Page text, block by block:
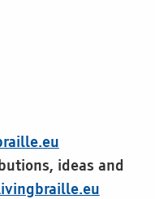
ideas and